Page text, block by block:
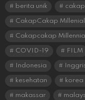
berita unik
CakapCakap
Cakapcakap
COVID-19 FILM
Indonesia
kesehatan korea
makassar